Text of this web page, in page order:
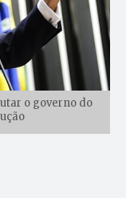
o governo do